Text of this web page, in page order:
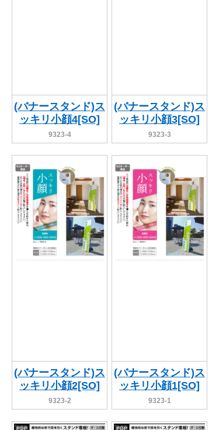
(バナースタンド)ス
ッキリ小顔4[SO]
9323-4
(バナースタンド)ス
ッキリ小顔3[SO]
9323-3
(バナースタンド)ス
ッキリ小顔2[SO]
9323-2
(バナースタンド)ス
ッキリ小顔1[SO]
9323-1